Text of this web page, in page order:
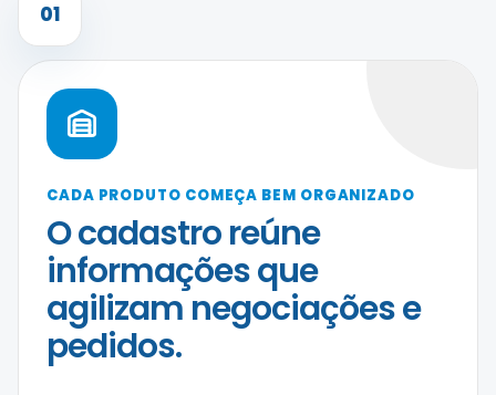
01
CADA PRODUTO COMEÇA BEM ORGANIZADO
O cadastro reúne
informações que
agilizam negociações e
pedidos.